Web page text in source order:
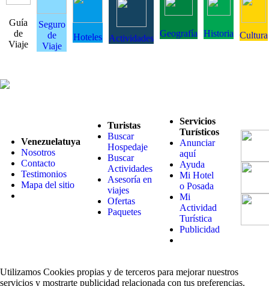
Guía
de
Viaje
Seguro
de
Viaje
Hoteles Actividades Geografía Historia Cultura
Venezuelatuya
Nosotros
Contacto
Testimonios
Mapa del sitio
Turistas
Buscar
Hospedaje
Buscar
Actividades
Asesoría en
viajes
Ofertas
Paquetes
Servicios
Turísticos
Anunciar
aquí
Ayuda
Mi Hotel
o Posada
Mi
Actividad
Turística
Publicidad
Utilizamos Cookies propias y de terceros para mejorar nuestros
servicios y mostrarte publicidad relacionada con tus preferencias.